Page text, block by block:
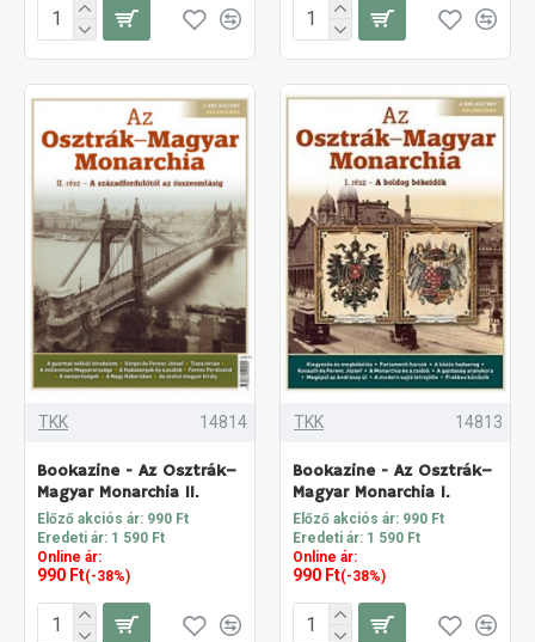
TKK 14814
Bookazine - Az Osztrák–
Magyar Monarchia II.
Előző akciós ár: 990 Ft
Eredeti ár: 1 590 Ft
Online ár:
990 Ft(-38%)
TKK 14813
Bookazine - Az Osztrák–
Magyar Monarchia I.
Előző akciós ár: 990 Ft
Eredeti ár: 1 590 Ft
Online ár:
990 Ft(-38%)